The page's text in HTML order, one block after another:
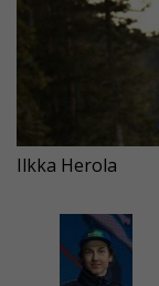
Ilkka Herola